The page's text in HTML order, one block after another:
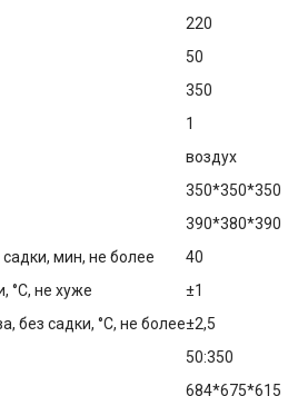
220
50
350
1
воздух
350*350*350
390*380*390
мин, не более
40
°С, не хуже
±1
без садки, °С, не более±2,5
50:350
684*675*615